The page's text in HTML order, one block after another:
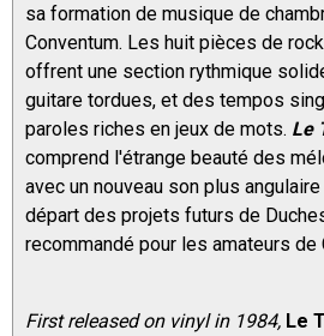
sa formation de musique de
Conventum. Les huit pièces de
offrent une section rythmique
guitare tordues, et des tempos
paroles riches en jeux de mots. Le
comprend l'étrange beauté des
avec un nouveau son plus
départ des projets futurs de
recommandé pour les amateurs de
First released on vinyl in 1984, Le